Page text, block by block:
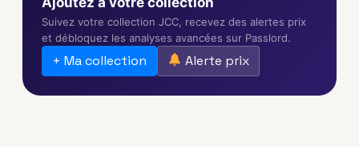
Suivez votre collection JCC, recevez des alertes prix
et débloquez les analyses avancées sur Passlord.
+ Ma collection Alerte prix